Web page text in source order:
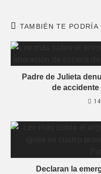
TAMBIÉN TE PODRÍA
Padre de Julieta
de accidente
Declaran la